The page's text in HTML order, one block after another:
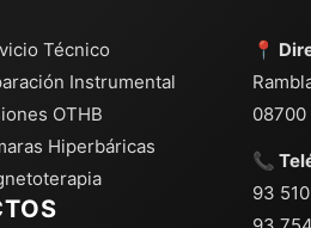
Técnico
Instrumental
OTHB
Hiperbáricas
📍
08700
📞
93